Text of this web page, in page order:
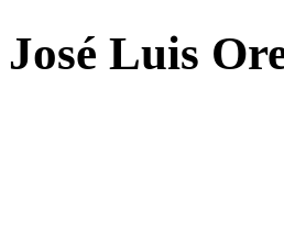
José Luis